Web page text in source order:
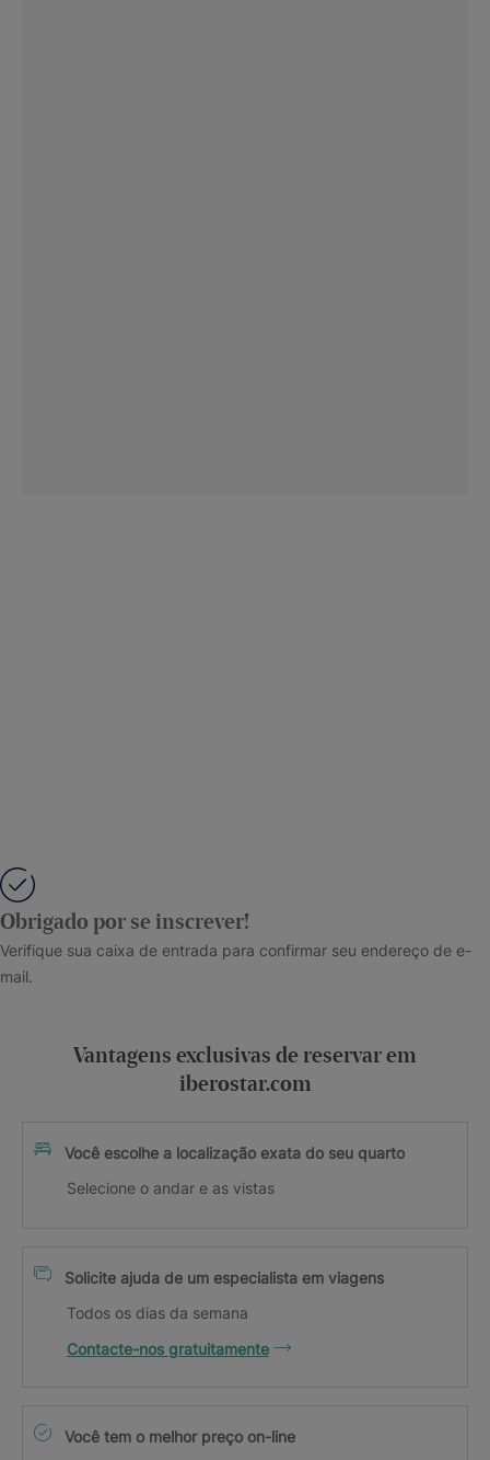
Obrigado por se inscrever!
Verifique sua caixa de entrada para confirmar seu endereço de e-
mail.
Vantagens exclusivas de reservar em
iberostar.com
Você escolhe a localização exata do seu quarto
Selecione o andar e as vistas
Solicite ajuda de um especialista em viagens
Todos os dias da semana
Contacte-nos gratuitamente
Você tem o melhor preço on-line